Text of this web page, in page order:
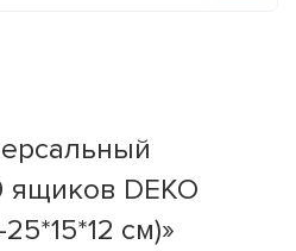
ящиков DEKO
см)»